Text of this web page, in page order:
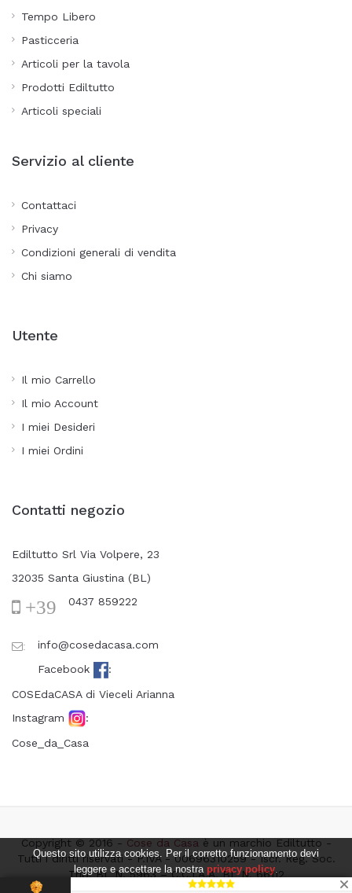
Tempo Libero
Pasticceria
Articoli per la tavola
Prodotti Ediltutto
Articoli speciali
Servizio al cliente
Contattaci
Privacy
Condizioni generali di vendita
Chi siamo
Utente
Il mio Carrello
Il mio Account
I miei Desideri
I miei Ordini
Contatti negozio
Ediltutto Srl Via Volpere, 23
32035 Santa Giustina (BL)
+39 0437 859222
:
info@cosedacasa.com
Facebook
:
COSEdaCASA di Vieceli Arianna
Instagram
:
Cose_da_Casa
Copyright © 2016 - Cose da Casa è un marchio Ediltutto -
Tutti i diritti riservati - P.IVA - 00696310259 - Iscr. Reg. Soc.
Trib. BL N. 5963 – C.C.I.A.A. BL N. 66112
Questo sito utilizza cookies. Per il corretto funzionamento devi
leggere e accettare la nostra privacy policy.